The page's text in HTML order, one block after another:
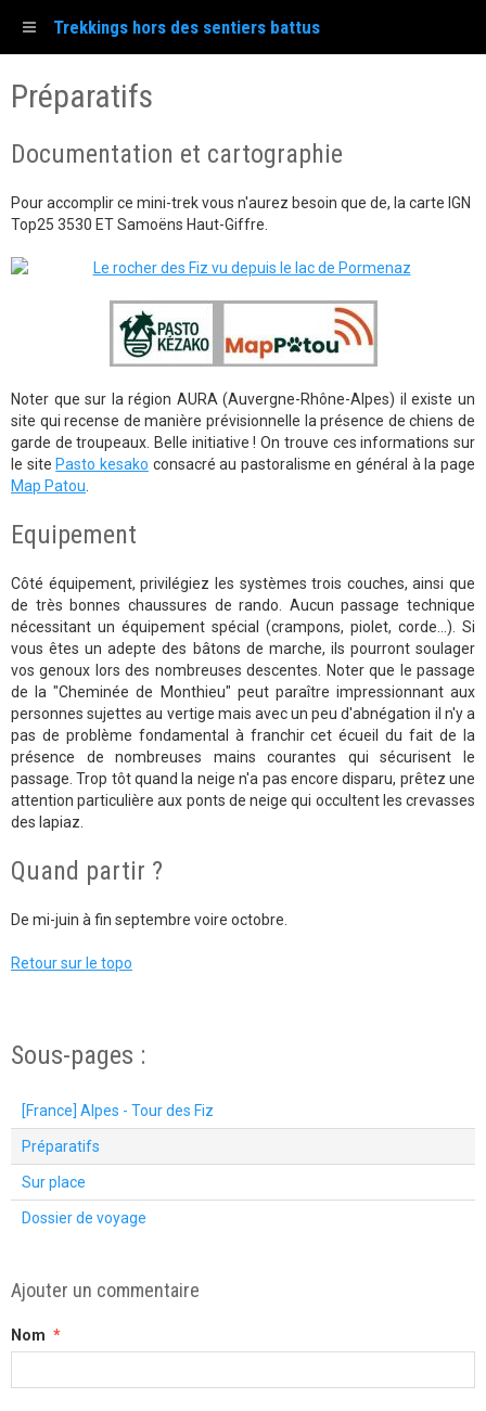
Trekkings hors des sentiers battus
Préparatifs
Documentation et cartographie
Pour accomplir ce mini-trek vous n'aurez besoin que de, la carte IGN
Top25 3530 ET Samoëns Haut-Giffre.
Noter que sur la région AURA (Auvergne-Rhône-Alpes) il existe un
site qui recense de manière prévisionnelle la présence de chiens de
garde de troupeaux. Belle initiative ! On trouve ces informations sur
le site Pasto kesako consacré au pastoralisme en général à la page
Map Patou
Equipement
Côté équipement, privilégiez les systèmes trois couches, ainsi que
de très bonnes chaussures de rando. Aucun passage technique
nécessitant un équipement spécial (crampons, piolet, corde…). Si
vous êtes un adepte des bâtons de marche, ils pourront soulager
vos genoux lors des nombreuses descentes. Noter que le passage
de la "Cheminée de Monthieu" peut paraître impressionnant aux
personnes sujettes au vertige mais avec un peu d'abnégation il n'y a
pas de problème fondamental à franchir cet écueil du fait de la
présence de nombreuses mains courantes qui sécurisent le
passage. Trop tôt quand la neige n'a pas encore disparu, prêtez une
attention particulière aux ponts de neige qui occultent les crevasses
des lapiaz.
Quand partir ?
De mi-juin à fin septembre voire octobre.
Retour sur le topo
Sous-pages :
[France] Alpes - Tour des Fiz
Préparatifs
Sur place
Dossier de voyage
Ajouter un commentaire
Nom